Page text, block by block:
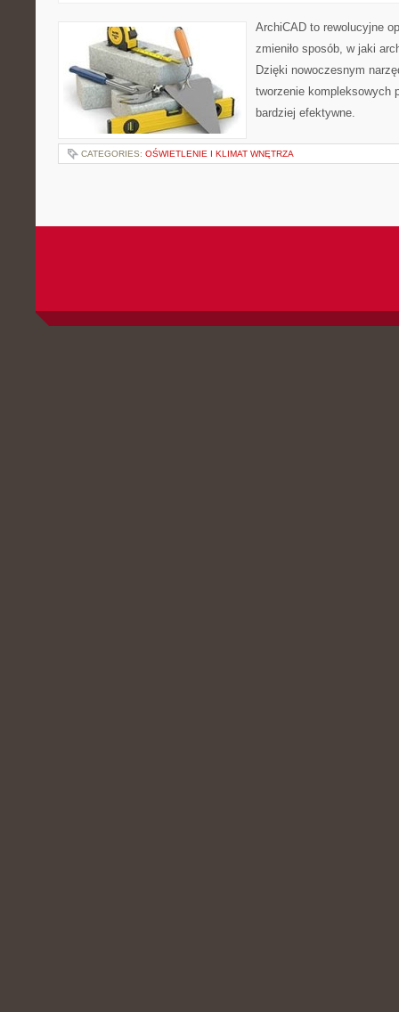
ArchiCAD to rewolucyjne
zmieniło sposób, w jaki
Dzięki nowoczesnym
tworzenie kompleksowych
bardziej efektywne.
CATEGORIES: OŚWIETLENIE I KLIMAT WNĘTRZA